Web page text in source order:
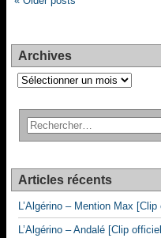
Archives
Archives
Articles récents
L’Algérino – Mention Max [Clip
L’Algérino – Andalé [Clip